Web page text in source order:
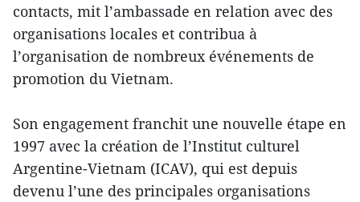
contacts, mit l’ambassade en relation avec des
organisations locales et contribua à
l’organisation de nombreux événements de
promotion du Vietnam.
Son engagement franchit une nouvelle étape en
1997 avec la création de l’Institut culturel
Argentine-Vietnam (ICAV), qui est depuis
devenu l’une des principales organisations